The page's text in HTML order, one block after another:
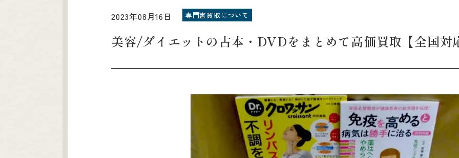
2023年08月16日 専門書買取について
美容/ダイエットの古本・DVDをまとめて高価買取【全国対